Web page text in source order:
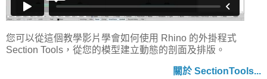
您可以從這個教學影片學會如何使用 Rhino 的外掛程式
Section Tools，從您的模型建立動態的剖面及排版。
關於 SectionTools...